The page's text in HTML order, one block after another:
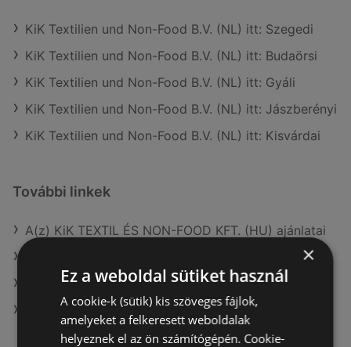
KiK Textilien und Non-Food B.V. (NL) itt: Szegedi
KiK Textilien und Non-Food B.V. (NL) itt: Budaörsi
KiK Textilien und Non-Food B.V. (NL) itt: Gyáli
KiK Textilien und Non-Food B.V. (NL) itt: Jászberényi
KiK Textilien und Non-Food B.V. (NL) itt: Kisvárdai
További linkek
A(z) KiK TEXTIL ÉS NON-FOOD KFT. (HU) ajánlatai
A(z) TEDi Distribution SAS aktuális akciós újságjai
A(z) KiK TEXTIL ÉS NON-FOOD KFT. (HU) aktuális
akciós újságjai
×
Ez a weboldal sütiket használ
A cookie-k (sütik) kis szöveges fájlok,
amelyeket a felkeresett weboldalak
helyeznek el az ön számítógépén. Cookie-